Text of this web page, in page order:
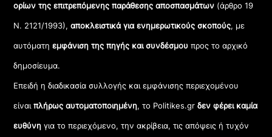
ορίων της επιτρεπόμενης παράθεσης αποσπασμάτων (άρθρο 19
Ν. 2121/1993), αποκλειστικά για ενημερωτικούς σκοπούς, με
αυτόματηεμφάνιση της πηγής και συνδέσμου προς το αρχικό
δημοσίευμα.
Επειδή η διαδικασία συλλογής και εμφάνισης περιεχομένου
είναιπλήρως αυτοματοποιημένη, το Politikes.grδεν φέρει καμία
ευθύνη για το περιεχόμενο, την ακρίβεια, τις απόψεις ή τυχόν